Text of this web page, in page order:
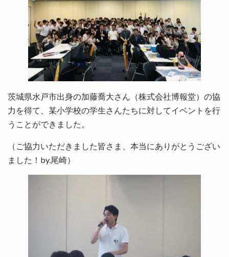
茨城県水戸市出身の加藤喬大さん（株式会社博報堂）の協
力を得て、某小学校の学生さんたちに対してイベントを行
うことができました。
（ご協力いただきました皆さま、本当にありがとうござい
ました！by.尾崎）